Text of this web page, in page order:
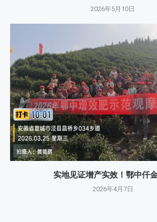
2026年5月10日
实地见证增产实效！鄂中仟
2026年4月7日